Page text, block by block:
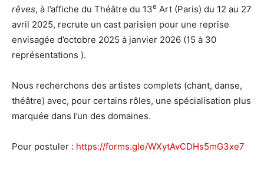
rêves, à l’affiche du Théâtre du 13e Art (Paris) du 12 au 27
avril 2025, recrute un cast parisien pour une reprise
envisagée d’octobre 2025 à janvier 2026 (15 à 30
représentations ).
Nous recherchons des artistes complets (chant, danse,
théâtre) avec, pour certains rôles, une spécialisation plus
marquée dans l’un des domaines.
Pour postuler : https://forms.gle/WXytAvCDHs5mG3xe7